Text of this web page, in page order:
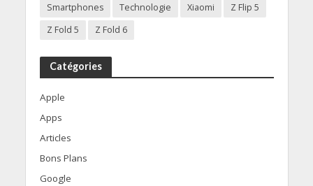
Smartphones
Technologie Xiaomi
Z Flip 5
Z Fold 5
Z Fold 6
Catégories
Apple
Apps
Articles
Bons Plans
Google